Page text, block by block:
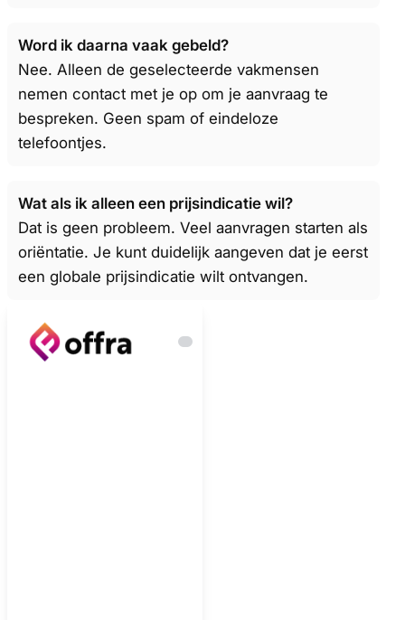
Word ik daarna vaak gebeld?
Nee. Alleen de geselecteerde vakmensen
nemen contact met je op om je aanvraag te
bespreken. Geen spam of eindeloze
telefoontjes.
Wat als ik alleen een prijsindicatie wil?
Dat is geen probleem. Veel aanvragen starten als
oriëntatie. Je kunt duidelijk aangeven dat je eerst
een globale prijsindicatie wilt ontvangen.